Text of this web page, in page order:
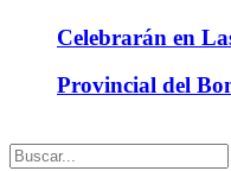
Celebrarán en
Provincial del